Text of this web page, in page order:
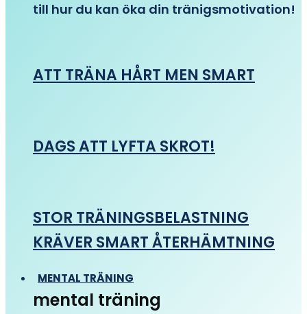
till hur du kan öka din tränigsmotivation!
ATT TRÄNA HÅRT MEN SMART
DAGS ATT LYFTA SKROT!
STOR TRÄNINGSBELASTNING
KRÄVER SMART ÅTERHÄMTNING
MENTAL TRÄNING
mental träning